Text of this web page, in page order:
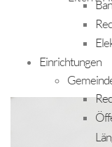
Einrichtungen